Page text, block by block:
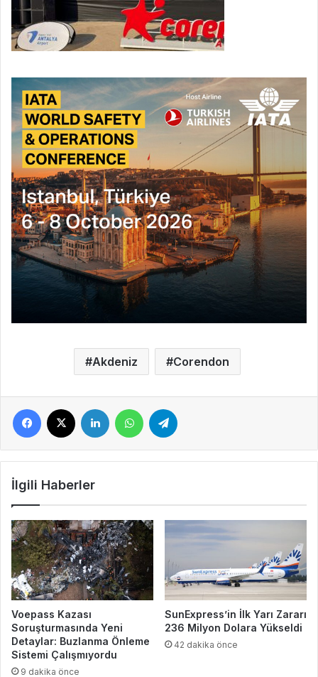
Akdeniz Corendon
Facebook LinkedIn WhatsApp
İlgili Haberler
Voepass Kazası
Soruşturmasında Yeni
Detaylar: Buzlanma Önleme
Sistemi Çalışmıyordu
9 dakika önce
SunExpress’in İlk Yarı Zararı
236 Milyon Dolara Yükseldi
42 dakika önce